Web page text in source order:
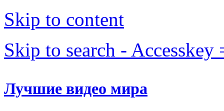
Skip to content
Skip to search - Accesskey
Лучшие видео мира